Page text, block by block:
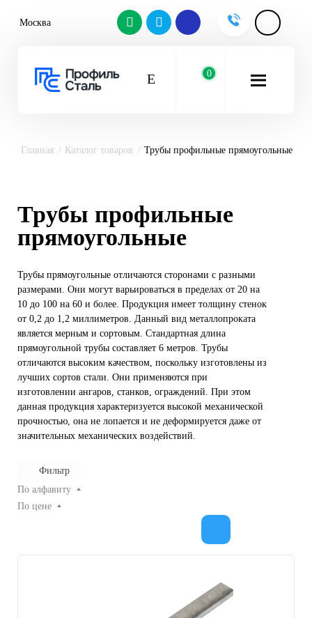
Москва
0
Главная Каталог товаров Трубы профильные прямоугольные
Трубы профильные
прямоугольные
Трубы прямоугольные отличаются сторонами с разными
размерами. Они могут варьироваться в пределах от 20 на
10 до 100 на 60 и более. Продукция имеет толщину стенок
от 0,2 до 1,2 миллиметров. Данный вид металлопроката
является мерным и сортовым. Стандартная длина
прямоугольной трубы составляет 6 метров. Трубы
отличаются высоким качеством, поскольку изготовлены из
лучших сортов стали. Они применяются при
изготовлении ангаров, станков, ограждений. При этом
данная продукция характеризуется высокой механической
прочностью, она не лопается и не деформируется даже от
значительных механических воздействий.
Фильтр
По алфавиту
По цене